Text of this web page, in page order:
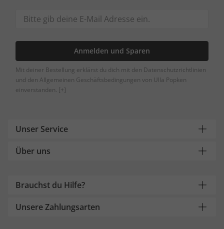
Anmelden und Sparen
Mit deiner Bestellung erklärst du dich mit den Datenschutzrichtlinien
und den Allgemeinen Geschäftsbedingungen von Ulla Popken
einverstanden. [+]
Unser Service
Über uns
Brauchst du Hilfe?
Unsere Zahlungsarten